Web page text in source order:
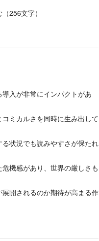
256文字）
入が非常にインパクトがあ
ミカルさを同時に生み出して
状況でも読みやすさが保たれ
機感があり、世界の厳しさも
開されるのか期待が高まる作